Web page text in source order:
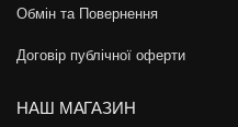
Обмін та Повернення
Договір публічної оферти
НАШ МАГАЗИН